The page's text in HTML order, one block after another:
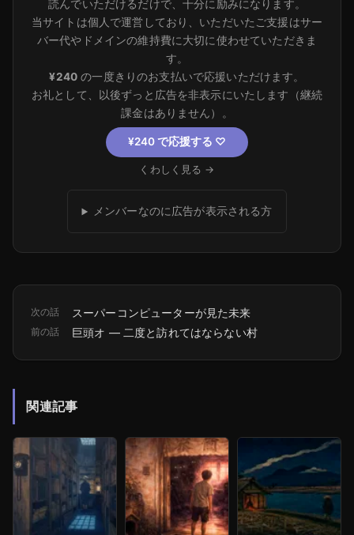
読んでいただけるだけで、十分に励みになります。
当サイトは個人で運営しており、いただいたご支援はサー
バー代やドメインの維持費に大切に使わせていただきま
す。
¥240 の一度きりのお支払いで応援いただけます。
お礼として、以後ずっと広告を非表示にいたします（継続
課金はありません）。
¥240 で応援する ♡
くわしく見る →
メンバーなのに広告が表示される方
次の話 スーパーコンピューターが見た未来
前の話 巨頭オ ― 二度と訪れてはならない村
関連記事